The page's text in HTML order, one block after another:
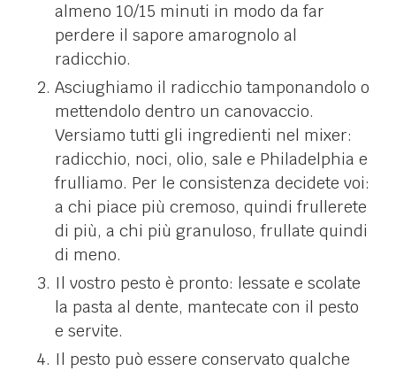
almeno 10/15 minuti in modo da far
perdere il sapore amarognolo al
radicchio.
Asciughiamo il radicchio tamponandolo o
mettendolo dentro un canovaccio.
Versiamo tutti gli ingredienti nel mixer:
radicchio, noci, olio, sale e Philadelphia e
frulliamo. Per le consistenza decidete voi:
a chi piace più cremoso, quindi frullerete
di più, a chi più granuloso, frullate quindi
di meno.
Il vostro pesto è pronto: lessate e scolate
la pasta al dente, mantecate con il pesto
e servite.
Il pesto può essere conservato qualche